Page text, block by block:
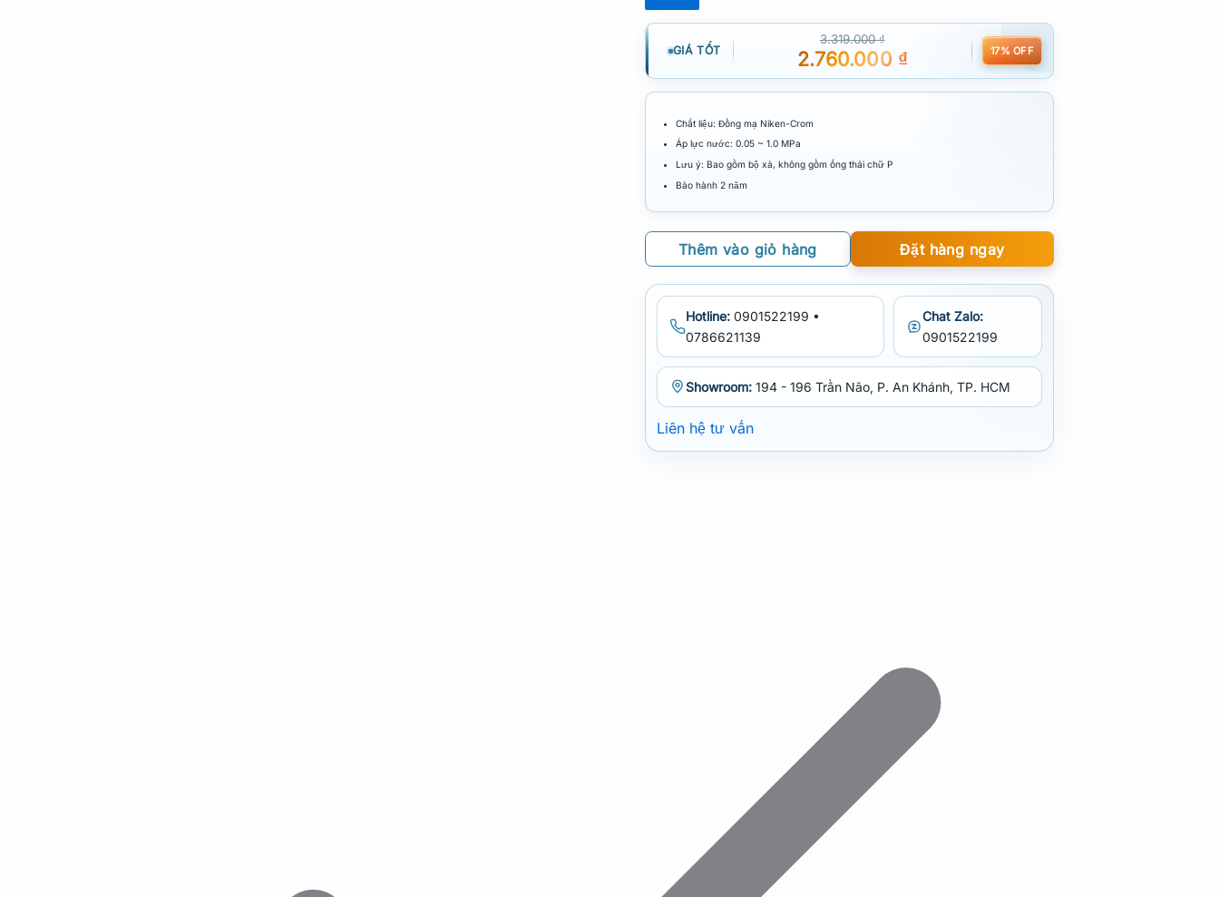
GIÁ TỐT
3.319.000₫
2.760.000 ₫ 17% OFF
Chất liệu: Đồng mạ Niken-Crom
Áp lực nước: 0.05 ~ 1.0 MPa
Lưu ý: Bao gồm bộ xả, không gồm ống thải chữ P
Bảo hành 2 năm
Thêm vào giỏ hàng Đặt hàng ngay
Hotline: 0901522199 •
0786621139
Chat Zalo:
0901522199
Showroom: 194 - 196 Trần Não, P. An Khánh, TP. HCM
Liên hệ tư vấn